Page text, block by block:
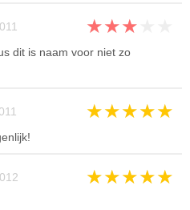
★★★
dit is naam voor niet zo
★★★★★
★★★★★